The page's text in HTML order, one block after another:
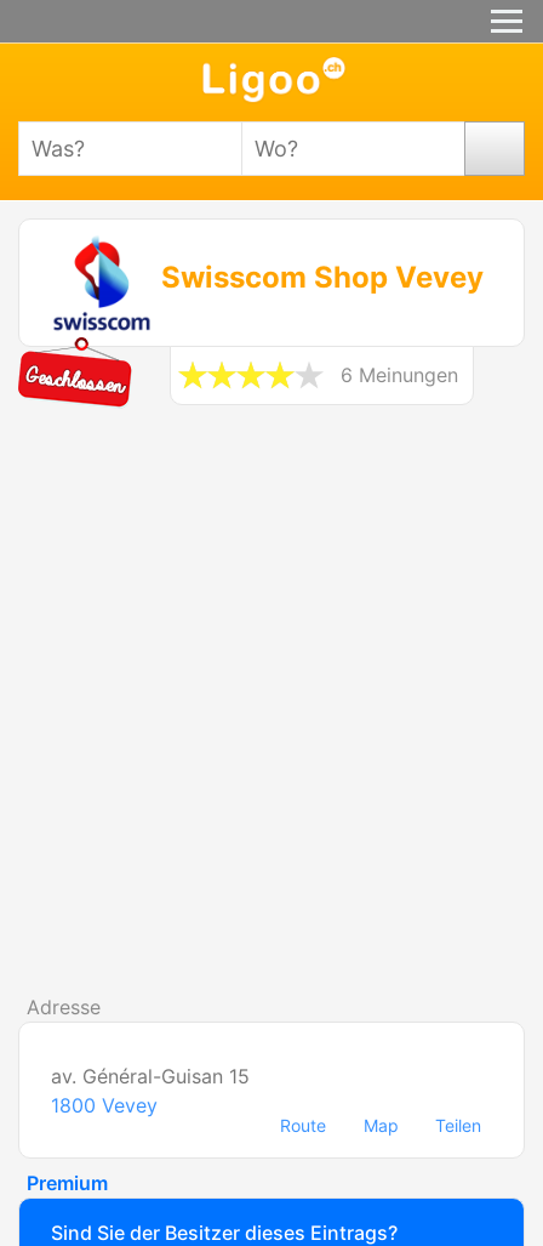
Swisscom Shop Vevey
6 Meinungen
Adresse
av. Général-Guisan 15
1800 Vevey
Route Map Teilen
Premium
Sind Sie der Besitzer dieses Eintrags?